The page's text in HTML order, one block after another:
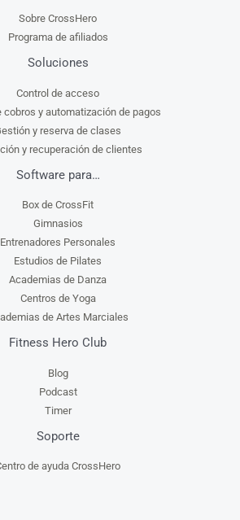
Sobre CrossHero
Programa de afiliados
Soluciones
Control de acceso
cobros y automatización de pagos
y reserva de clases
y recuperación de clientes
Software para…
Box de CrossFit
Gimnasios
Entrenadores Personales
Estudios de Pilates
Academias de Danza
Centros de Yoga
de Artes Marciales
Fitness Hero Club
Blog
Podcast
Timer
Soporte
de ayuda CrossHero